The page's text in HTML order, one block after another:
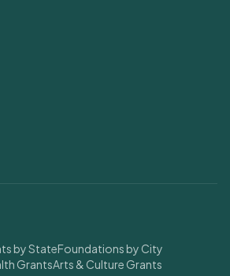
by StateFoundations by City
GrantsArts & Culture Grants